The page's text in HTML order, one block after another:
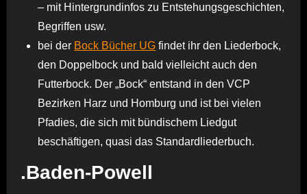
– mit Hintergrundinfos zu Entstehungsgeschichten,
Begriffen usw.
bei der Bock Bücher UG findet ihr den Liederbock,
den Doppelbock und bald vielleicht auch den
Futterbock. Der „Bock“ entstand in den VCP
Bezirken Harz und Homburg und ist bei vielen
Pfadies, die sich mit bündischem Liedgut
beschäftigen, quasi das Standardliederbuch.
.Baden-Powell